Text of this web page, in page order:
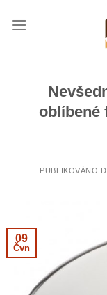
oblíbené
PUBLIKOVÁNO
09
Čvn